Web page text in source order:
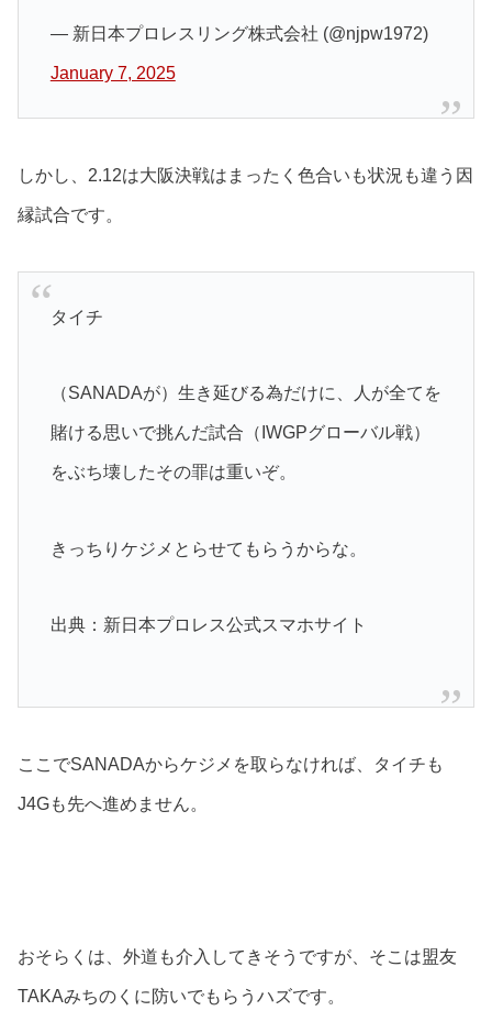
— 新日本プロレスリング株式会社 (@njpw1972)
January 7, 2025
しかし、2.12は大阪決戦はまったく色合いも状況も違う因
縁試合です。
タイチ
（SANADAが）生き延びる為だけに、人が全てを
賭ける思いで挑んだ試合（IWGPグローバル戦）
をぶち壊したその罪は重いぞ。
きっちりケジメとらせてもらうからな。
出典：新日本プロレス公式スマホサイト
ここでSANADAからケジメを取らなければ、タイチも
J4Gも先へ進めません。
おそらくは、外道も介入してきそうですが、そこは盟友
TAKAみちのくに防いでもらうハズです。